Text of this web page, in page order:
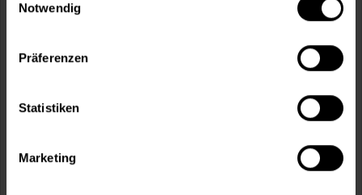
Notwendig
Präferenzen
Statistiken
Marketing
Sie möchten eine größere Menge kaufen
Versand innerhalb von 48h*